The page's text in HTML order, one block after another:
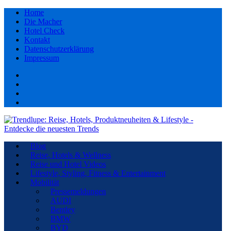
Home
Die Macher
Hotel Check
Kontakt
Datenschutzerklärung
Impressum
Blog
Reise, Hotels & Wellness
Reise und Hotel Videos
Lifestyle, Styling, Fitness & Entertainment
Mobilität
Pressemeldungen
AUDI
Bentley
BMW
BYD